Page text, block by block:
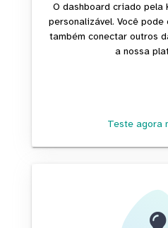
O dashboard criado pela
personalizável. Você
também conectar outros
a nossa
Teste agora